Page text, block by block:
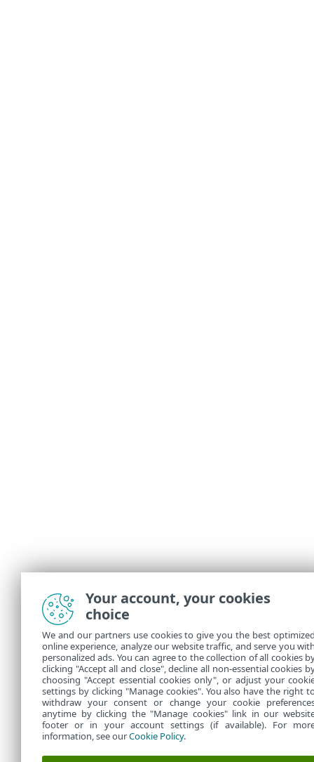
Your account, your cookies
choice
We and our partners use cookies to give you the best
online experience, analyze our website traffic, and serve you
personalized ads. You can agree to the collection of all cookies
clicking "Accept all and close", decline all non-essential cookies
choosing "Accept essential cookies only", or adjust your
settings by clicking "Manage cookies". You also have the right
withdraw your consent or change your cookie
anytime by clicking the "Manage cookies" link in our
footer or in your account settings (if available). For
information, see ourCookie Policy.